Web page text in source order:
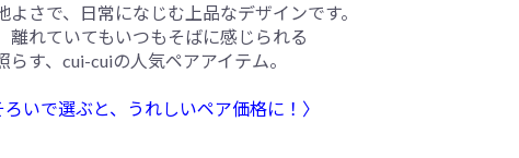
さで、日常になじむ上品なデザインです。
離れていてもいつもそばに感じられる
す、cui-cuiの人気ペアアイテム。
いで選ぶと、うれしいペア価格に！〉